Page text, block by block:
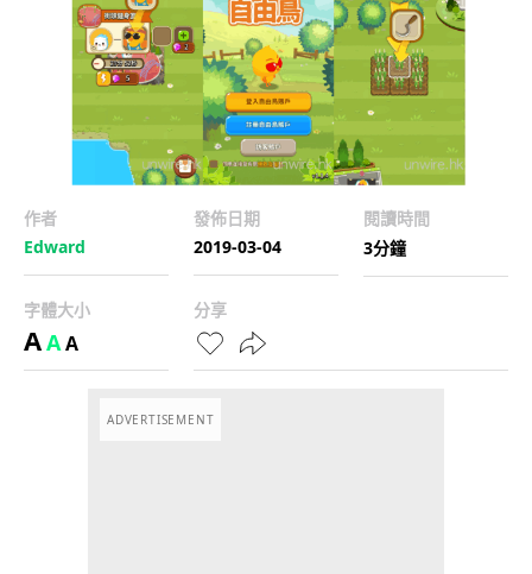
作者
Edward
發佈日期
2019-03-04
閱讀時間
3分鐘
字體大小
AAA
分享
ADVERTISEMENT